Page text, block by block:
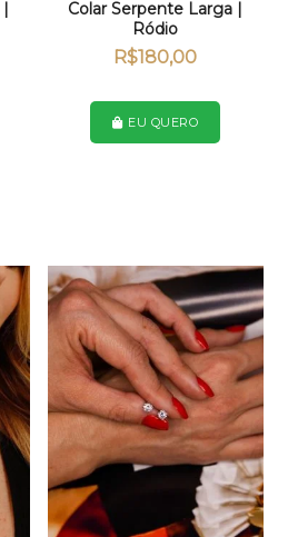
|
Colar Serpente Larga |
Ródio
R$180,00
EU QUERO